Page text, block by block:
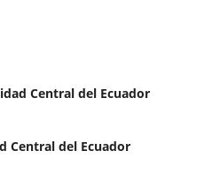
Central del Ecuador
Central del Ecuador